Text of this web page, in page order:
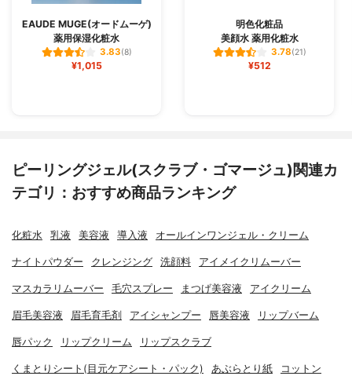
EAUDE MUGE(オードムーゲ)
薬用保湿化粧水
3.83(8)
¥1,015
明色化粧品
美顔水 薬用化粧水
3.78(21)
¥512
ピーリングジェル(スクラブ・ゴマージュ)関連カ
テゴリ：おすすめ商品ランキング
化粧水 乳液 美容液 導入液 オールインワンジェル・クリーム
ナイトパウダー クレンジング 洗顔料 アイメイクリムーバー
マスカラリムーバー 毛穴スプレー まつげ美容液 アイクリーム
眉毛美容液 眉毛育毛剤 アイシャンプー 唇美容液 リップバーム
唇パック リップクリーム リップスクラブ
くまとりシート(目元ケアシート・パック) あぶらとり紙 コットン